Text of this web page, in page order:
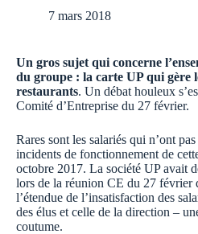
7 mars 2018
Un gros sujet qui concerne
du groupe : la carte UP qui gère
restaurants. Un débat houleux
Comité d’Entreprise du 27 février.
Rares sont les salariés qui n’ont
incidents de fonctionnement de
octobre 2017. La société UP avait
lors de la réunion CE du 27 février
l’étendue de l’insatisfaction des
des élus et celle de la direction –
coutume.